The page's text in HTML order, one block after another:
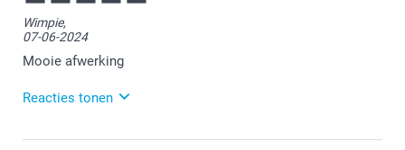
Fijn dat je bestelling is zoals je het had verwacht.
Heel veel plezier van je aluminium foto!
Wimpie,
07-06-2024
Mooie afwerking
Reacties tonen
10-06-2024